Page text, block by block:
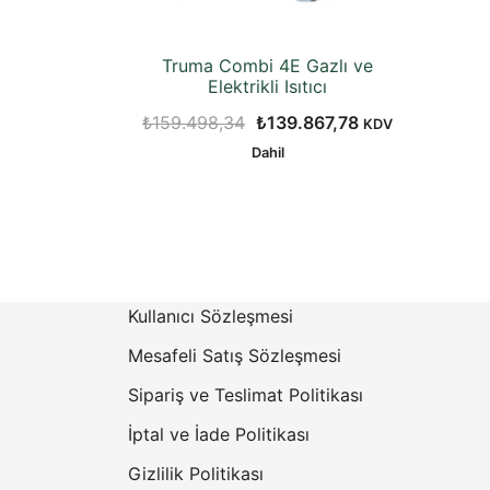
Truma Combi 4E Gazlı ve
Elektrikli Isıtıcı
₺159.498,34 Orijinal
fiyat:
₺139.867,78Şu
KDV
Dahil
Kullanıcı Sözleşmesi
Mesafeli Satış Sözleşmesi
Sipariş ve Teslimat Politikası
İptal ve İade Politikası
Gizlilik Politikası